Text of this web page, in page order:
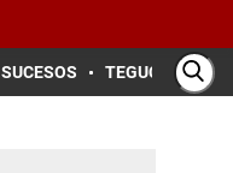
SUCESOS TEGUCIGALPA